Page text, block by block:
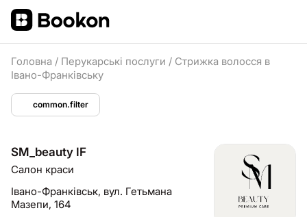
Головна / Перукарські послуги / Стрижка волосся в
Івано-Франківську
common.filter
SM_beauty IF
Салон краси
Івано-Франківськ, вул. Гетьмана
Мазепи, 164